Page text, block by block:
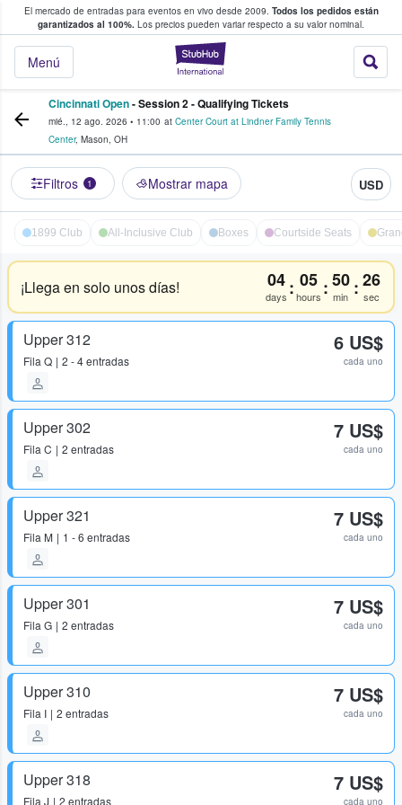
El mercado de entradas para eventos en vivo desde 2009. Todos los pedidos están
garantizados al 100%. Los precios pueden variar respecto a su valor nominal.
StubHub:
Menú
y venta de entradas entre fans
Cincinnati Open- Session 2 - Qualifying Tickets
mié., 12 ago. 2026 • 11:00 at Center Court at Lindner Family Tennis
Center, Mason, OH
Filtros 1 Mostrar mapa USD
1899 Club All-Inclusive Club Boxes Courtside Seats
¡Llega en solo unos días! 04
days : 05
hours :50
min :26
sec
Upper 312
Fila Q 2 - 4 entradas
6 US$
cada uno
Upper 302
Fila C 2 entradas
7 US$
cada uno
Upper 321
Fila M 1 - 6 entradas
7 US$
cada uno
Upper 301
Fila G 2 entradas
7 US$
cada uno
Upper 310
Fila I 2 entradas
7 US$
cada uno
Upper 318
Fila J 2 entradas
7 US$
cada uno